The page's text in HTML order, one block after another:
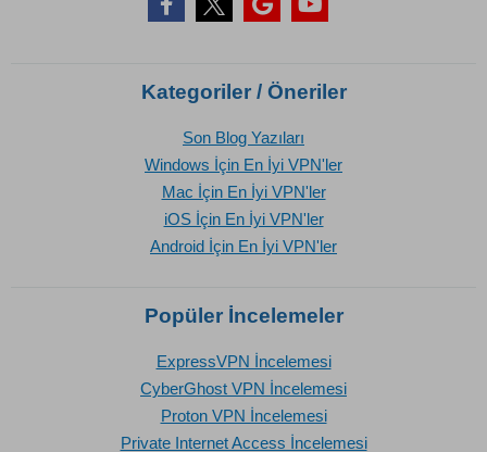
Kategoriler / Öneriler
Son Blog Yazıları
Windows İçin En İyi VPN'ler
Mac İçin En İyi VPN'ler
iOS İçin En İyi VPN'ler
Android İçin En İyi VPN'ler
Popüler İncelemeler
ExpressVPN İncelemesi
CyberGhost VPN İncelemesi
Proton VPN İncelemesi
Private Internet Access İncelemesi